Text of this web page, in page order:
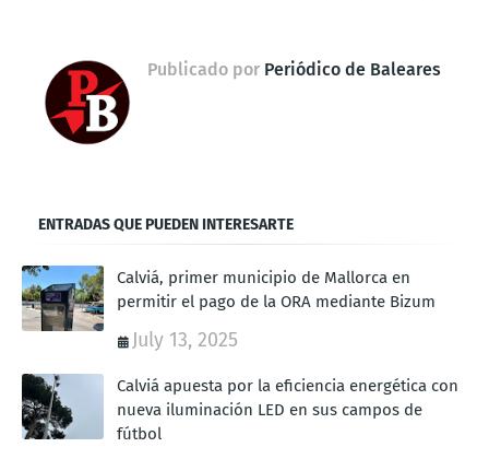
Publicado por Periódico de Baleares
ENTRADAS QUE PUEDEN INTERESARTE
Calviá, primer municipio de Mallorca en
permitir el pago de la ORA mediante Bizum
July 13, 2025
Calviá apuesta por la eficiencia energética con
nueva iluminación LED en sus campos de
fútbol